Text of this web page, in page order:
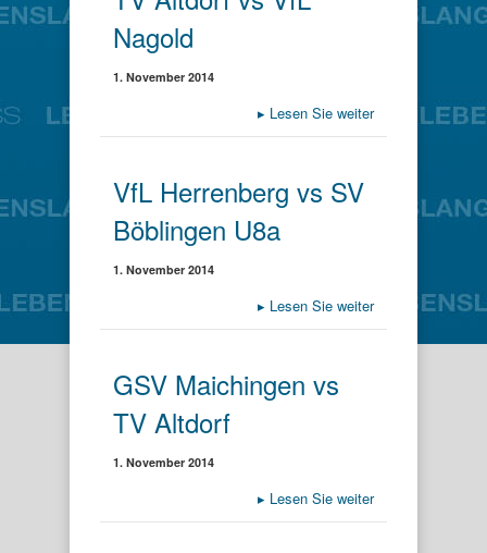
Nagold
1. November 2014
▸ Lesen Sie weiter
VfL Herrenberg vs SV
Böblingen U8a
1. November 2014
▸ Lesen Sie weiter
GSV Maichingen vs
TV Altdorf
1. November 2014
▸ Lesen Sie weiter